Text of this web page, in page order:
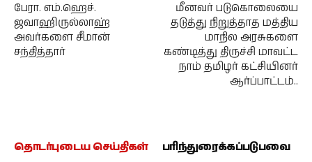
பேரா. எம்.ஹெச்.
ஜவாஹிருல்லாஹ்
அவர்களை சீமான்
சந்தித்தார்
மீனவர் படுகொலையை
தடுத்து நிறுத்தாத மத்திய
மாநில அரசுகளை
கண்டித்து திருச்சி மாவட்ட
நாம் தமிழர் கட்சியினர்
ஆர்ப்பாட்டம்..
தொடர்புடைய செய்திகள் பரிந்துரைக்கப்படுபவை